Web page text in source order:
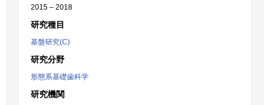
2015 – 2018
研究種目
基盤研究(C)
研究分野
形態系基礎歯科学
研究機関